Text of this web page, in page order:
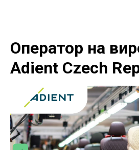
Оператор на
Adient Czech